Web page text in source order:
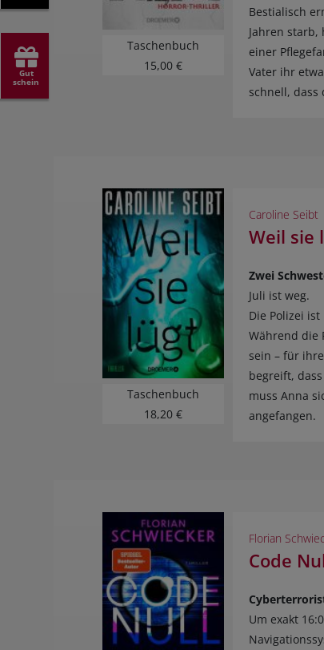
Gut
schein
Taschenbuch
15,00 €
Bestialisch
Jahren starb,
einer
Vater ihr
schnell, dass
Taschenbuch
18,20 €
Caroline Seibt
Weil sie
Zwei
Juli ist weg.
Die Polizei
Während die
sein – für
begreift,
muss Anna
angefangen.
Florian
Code
Um exakt